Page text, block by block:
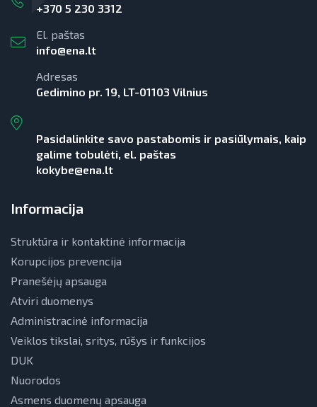
+370 5 230 3312
El. paštas
info@ena.lt
Adresas
Gedimino pr. 19, LT-01103 Vilnius
Pasidalinkite savo pastabomis ir pasiūlymais, kaip
galime tobulėti, el. paštas
kokybe@ena.lt
Informacija
Struktūra ir kontaktinė informacija
Korupcijos prevencija
Pranešėjų apsauga
Atviri duomenys
Administracinė informacija
Veiklos tikslai, sritys, rūšys ir funkcijos
DUK
Nuorodos
Asmens duomenų apsauga